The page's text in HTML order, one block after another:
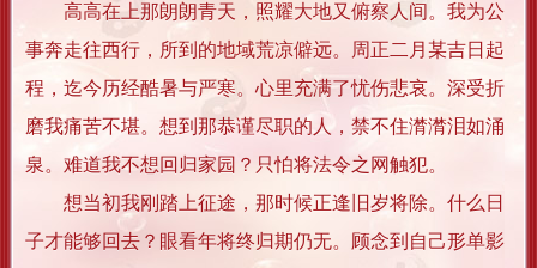
高高在上那朗朗青天，照耀大地又俯察人间。我为公
事奔走往西行，所到的地域荒凉僻远。周正二月某吉日起
程，迄今历经酷暑与严寒。心里充满了忧伤悲哀。深受折
磨我痛苦不堪。想到那恭谨尽职的人，禁不住潸潸泪如涌
泉。难道我不想回归家园？只怕将法令之网触犯。
想当初我刚踏上征途，那时候正逢旧岁将除。什么日
子才能够回去？眼看年将终归期仍无。顾念到自己形单影